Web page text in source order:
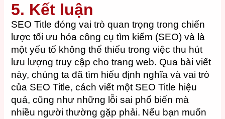
5. Kết luận
SEO Title đóng vai trò quan trọng trong chiến
lược tối ưu hóa công cụ tìm kiếm (SEO) và là
một yếu tố không thể thiếu trong việc thu hút
lưu lượng truy cập cho trang web. Qua bài viết
này, chúng ta đã tìm hiểu định nghĩa và vai trò
của SEO Title, cách viết một SEO Title hiệu
quả, cũng như những lỗi sai phổ biến mà
nhiều người thường gặp phải. Nếu bạn muốn